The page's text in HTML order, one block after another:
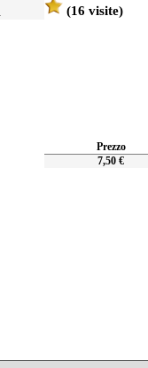
(16 visite)
Prezzo
7,50 €